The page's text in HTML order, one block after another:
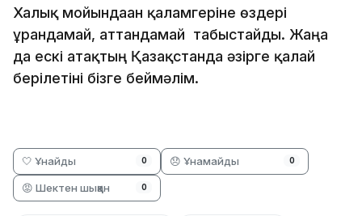
Халық мойындаған қаламгеріне өздері
ұрандамай, аттандамай табыстайды. Жаңа
да ескі атақтың Қазақстанда әзірге қалай
берілетіні бізге беймәлім.
🤍 Ұнайды 0 😞 Ұнамайды 0
😡 Шектен шыққан 0